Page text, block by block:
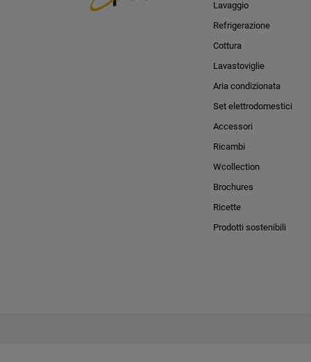
Lavaggio
Refrigerazione
Cottura
Lavastoviglie
Aria condizionata
Set elettrodomestici
Accessori
Ricambi
Wcollection
Brochures
Ricette
Prodotti sostenibili